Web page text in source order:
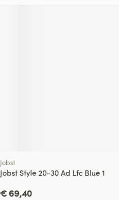
Jobst
Jobst Style 20-30 Ad Lfc Blue 1
€ 69,40